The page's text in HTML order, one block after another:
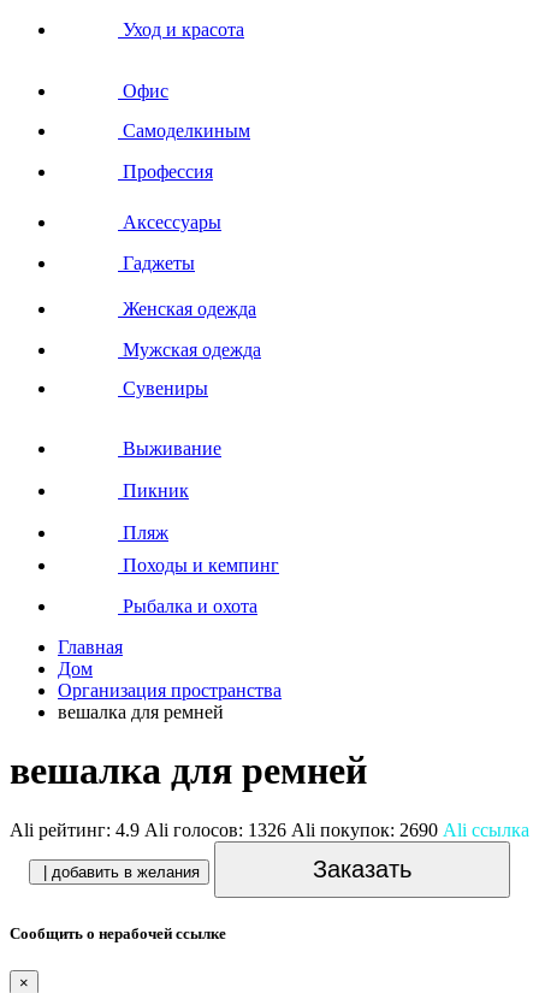
Уход и красота
Офис
Самоделкиным
Профессия
Аксессуары
Гаджеты
Женская одежда
Мужская одежда
Сувениры
Выживание
Пикник
Пляж
Походы и кемпинг
Рыбалка и охота
Главная
Дом
Организация пространства
вешалка для ремней
вешалка для ремней
Ali рейтинг: 4.9 Ali голосов: 1326 Ali покупок: 2690 Ali ссылка
| добавить в желания Заказать
Сообщить о нерабочей ссылке
×